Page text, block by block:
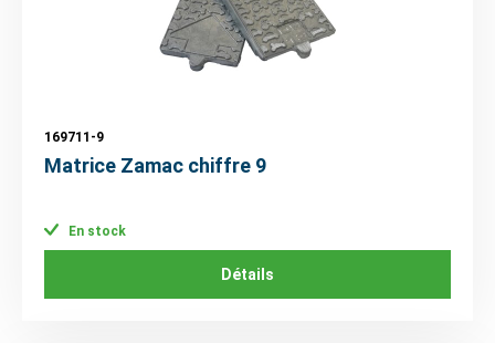
169711-9
Matrice Zamac chiffre 9
En stock
Détails